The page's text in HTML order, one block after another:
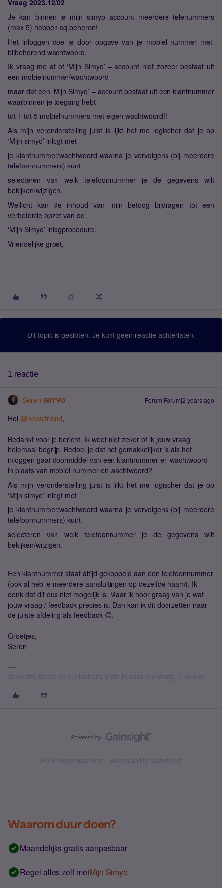
Vraag 2023.12/02
Je kan binnen je mijn simyo account meerdere telenummers
(max 5) hebben cq beheren!
Het inloggen doe je door opgave van je mobiel nummer met
bijbehorend wachtwoord.
Ik vraag me af of ‘Mijn Simyo’ – account niet zozeer bestaat uit
een mobielnummer/wachtwoord
maar dat een ‘Mijn Simyo’ – account bestaat uit een klantnummer
waarbinnen je toegang hebt
tot 1 tot 5 mobielnummers met eigen wachtwoord!!
Als mijn veronderstelling juist is lijkt het me logischer dat je op
‘Mijn simyo’ inlogt met
je klantnummer/wachtwoord waarna je vervolgens (bij meerdere
telefoonnummers) kunt
selecteren van welk telefoonnummer je de gegevens wilt
bekijken/wijzigen.
Wellicht kan de inhoud van mijn betoog bijdragen tot een
verbeterde opzet van de
‘Mijn Simyo’ inlogprocedure.
Vriendelijke groet,
Dit topic is gesloten. Je kunt geen reactie achterlaten.
1 reactie
Seren Forum|Forum|2 years ago
Hoi @nepalfriend,
Bedankt voor je bericht. Ik weet niet zeker of ik jouw vraag
helemaal begrijp. Bedoel je dat het gemakkelijker is als het
inloggen gaat doormiddel van een klantnummer en wachtwoord
in plaats van mobiel nummer en wachtwoord?
Als mijn veronderstelling juist is lijkt het me logischer dat je op
‘Mijn simyo’ inlogt met
je klantnummer/wachtwoord waarna je vervolgens (bij meerdere
telefoonnummers) kunt
selecteren van welk telefoonnummer je de gegevens wilt
bekijken/wijzigen.
Een klantnummer staat altijd gekoppeld aan één telefoonnummer
(ook al heb je meerdere aansluitingen op dezelfde naam). Ik
denk dat dit dus niet mogelijk is. Maar ik hoor graag van je wat
jouw vraag / feedback precies is. Dan kan ik dit doorzetten naar
de juiste afdeling als feedback 😊.
Groetjes,
Seren
Stuur mij alleen een privébericht als ik daar om vraag. Thanks!
Forumvoorwaarden Accessibility statement
Waarom duur doen?
Maandelijks gratis aanpasbaar
Regel alles zelf metMijn Simyo